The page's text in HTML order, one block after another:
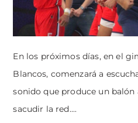
En los próximos días, en el
Blancos, comenzará a
sonido que produce un balón
sacudir la red....